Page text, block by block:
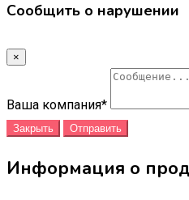
Сообщить о нарушении
×
Ваша компания*
Закрыть Отправить
Информация о